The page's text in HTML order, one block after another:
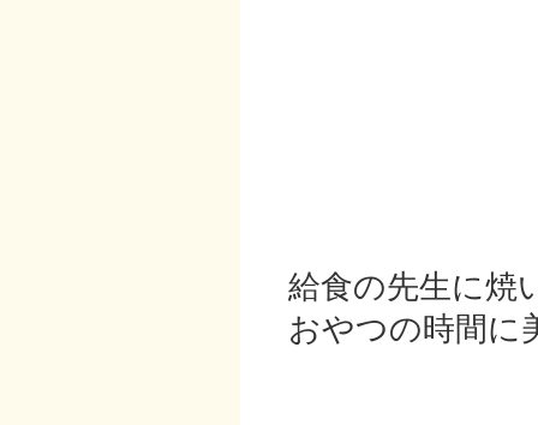
給食の先生に焼
おやつの時間に